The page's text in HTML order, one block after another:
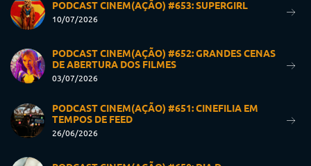
PODCAST CINEM(AÇÃO) #653: SUPERGIRL
10/07/2026
PODCAST CINEM(AÇÃO) #652: GRANDES CENAS
DE ABERTURA DOS FILMES
03/07/2026
PODCAST CINEM(AÇÃO) #651: CINEFILIA EM
TEMPOS DE FEED
26/06/2026